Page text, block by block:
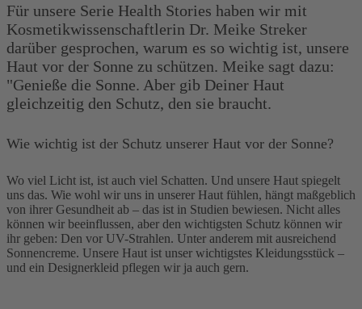
Für unsere Serie Health Stories haben wir mit
Kosmetikwissenschaftlerin Dr. Meike Streker
darüber gesprochen, warum es so wichtig ist, unsere
Haut vor der Sonne zu schützen. Meike sagt dazu:
"Genieße die Sonne. Aber gib Deiner Haut
gleichzeitig den Schutz, den sie braucht.
Wie wichtig ist der Schutz unserer Haut vor der Sonne?
Wo viel Licht ist, ist auch viel Schatten. Und unsere Haut spiegelt
uns das. Wie wohl wir uns in unserer Haut fühlen, hängt maßgeblich
von ihrer Gesundheit ab – das ist in Studien bewiesen. Nicht alles
können wir beeinflussen, aber den wichtigsten Schutz können wir
ihr geben: Den vor UV-Strahlen. Unter anderem mit ausreichend
Sonnencreme. Unsere Haut ist unser wichtigstes Kleidungsstück –
und ein Designerkleid pflegen wir ja auch gern.